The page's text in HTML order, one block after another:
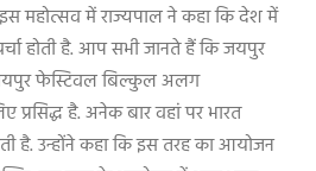
इस महोत्सव में राज्यपाल ने कहा कि देश में
होती है. आप सभी जानते हैं कि जयपुर
फेस्टिवल बिल्कुल अलग
प्रसिद्ध है. अनेक बार वहां पर भारत
है. उन्होंने कहा कि इस तरह का आयोजन